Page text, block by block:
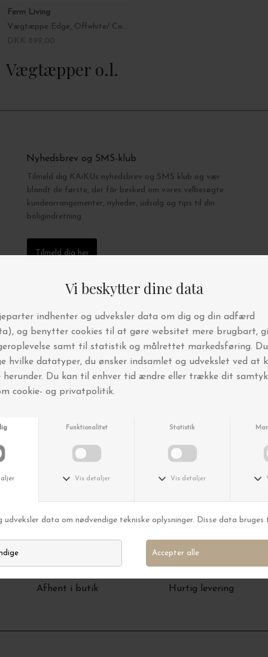
Ferm Living
Vægtæppe Edge, Offwhite/ Coffee 50*110
Vægtæpper o.l.
Nyhedsbrev og SMS-klub
Tilmeld dig KAiKUs nyhedsbrev og SMS klub og vær
blandt de første, der får besked om vores velbesøgte
kundearrangementer, nyheder, udsalg og tips til din
boligindretning.
Tilmeld dig her
Følg os her
Gratis levering ved køb
Spørgsmål? Kontakt os
Afhent i butik Hurtig levering